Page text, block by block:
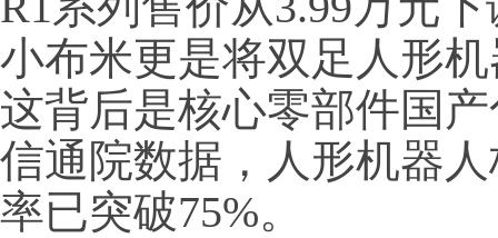
小布米更是将双足人形
这背后是核心零部件国
信通院数据，人形机器
率已突破75%。